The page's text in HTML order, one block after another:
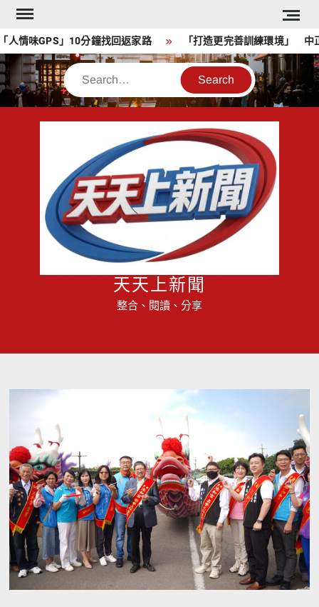
Skip
content
味GPS」10分鐘找回返家路 「打造更完善訓練環境」 中正
Search
天天上新聞
整合、閱讀、分享